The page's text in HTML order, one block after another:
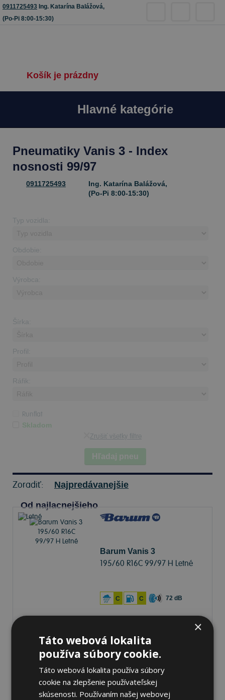
0911725493 Ing. Katarína Balážová,
(Po-Pi 8:00-15:30)
Košík je prázdny
Hlavné kategórie
Pneumatiky Vanis 3 - Index
nosnosti 99/97
0911725493
Ing. Katarína Balážová,
(Po-Pi 8:00-15:30)
Typ vozidla:
Obdobie:
Výrobca:
Šírka:
Profil:
Ráfik:
Runflat
Skladom
Zrušiť všetky filtre
Hľadaj pneu
Zoradiť: Najpredávanejšie
Od najlacnejšieho
Barum Vanis 3
195/60 R16C 99/97 H Letné
C C 72 dB
K odberu na 17 pobočkách
94,46 € ks
×
Táto webová lokalita
používa súbory cookie.
Táto webová lokalita používa súbory
cookie na zlepšenie používateľskej
skúsenosti. Používaním našej webovej